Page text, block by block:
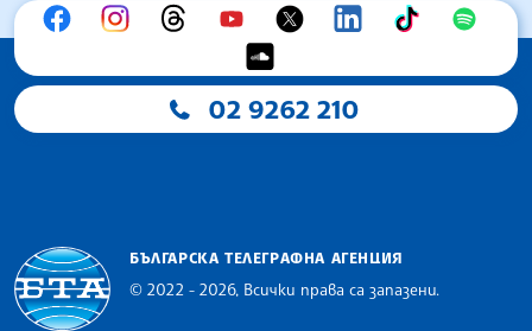
02 9262 210
БЪЛГАРСКА ТЕЛЕГРАФНА АГЕНЦИЯ
© 2022 - 2026, Всички права са запазени.